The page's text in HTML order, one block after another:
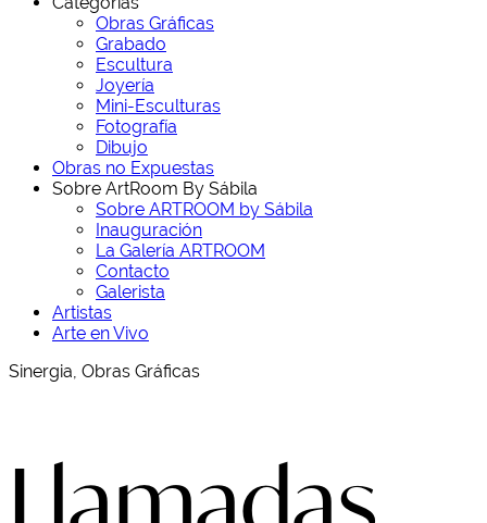
Obras Gráficas
Grabado
Escultura
Joyería
Mini-Esculturas
Fotografía
Dibujo
Obras no Expuestas
Sobre ArtRoom By Sábila
Sobre ARTROOM by Sábila
Inauguración
La Galería ARTROOM
Contacto
Galerista
Artistas
Arte en Vivo
Sinergia, Obras Gráficas